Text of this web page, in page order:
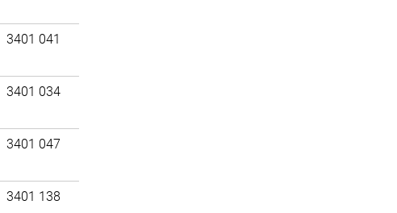
3401 041
3401 034
3401 047
3401 138